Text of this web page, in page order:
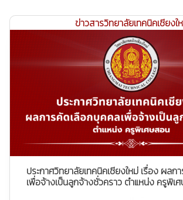
ข่าวสารวิทยาลัยเทคนิคเชียงใ
ประกาศวิทยาลัยเทคนิคเชียงใหม่ เรื่อง ผลก
เพื่อจ้างเป็นลูกจ้างชั่วคราว ตำแหน่ง ครูพิเ